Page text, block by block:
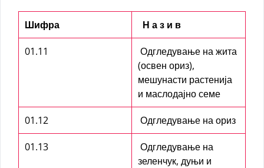
Шифра Н а з и в
01.11
Одгледување на жита
(освен ориз),
мешунасти растенија
и маслодајно семе
01.12 Одгледување на ориз
01.13
Одгледување на
зеленчук, дуњи и